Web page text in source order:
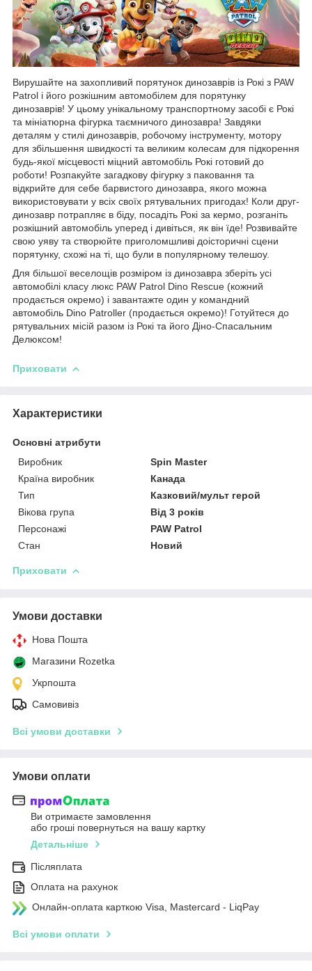
Вирушайте на захопливий порятунок динозаврів із Рокі з PAW
Patrol і його розкішним автомобілем для порятунку
динозаврів! У цьому унікальному транспортному засобі є Рокі
та мініатюрна фігурка таємничого динозавра! Завдяки
деталям у стилі динозаврів, робочому інструменту, мотору
для збільшення швидкості та великим колесам для підкорення
будь-якої місцевості міцний автомобіль Рокі готовий до
роботи! Розпакуйте загадкову фігурку з паковання та
відкрийте для себе барвистого динозавра, якого можна
використовувати у всіх своїх рятувальних пригодах! Коли друг-
динозавр потрапляє в біду, посадіть Рокі за кермо, розганіть
розкішний автомобіль уперед і дивіться, як він їде! Розвивайте
свою уяву та створюйте приголомшливі доісторичні сцени
порятунку, схожі на ті, що були в популярному телешоу.
Для більшої веселощів розміром із динозавра зберіть усі
автомобілі класу люкс PAW Patrol Dino Rescue (кожний
продається окремо) і завантажте один у командний
автомобіль Dino Patroller (продається окремо)! Готуйтеся до
рятувальних місій разом із Рокі та його Діно-Спасальним
Делюксом!
Приховати
Характеристики
Основні атрибути
Виробник
Spin Master
Країна виробник
Канада
Тип
Казковий/мульт герой
Вікова група
Від 3 років
Персонажі
PAW Patrol
Стан
Новий
Приховати
Умови доставки
Нова Пошта
Магазини Rozetka
Укрпошта
Самовивіз
Всі умови доставки
Умови оплати
Ви отримаєте замовлення
або гроші повернуться на вашу картку
Детальніше
Післяплата
Оплата на рахунок
Онлайн-оплата карткою Visa, Mastercard - LiqPay
Всі умови оплати